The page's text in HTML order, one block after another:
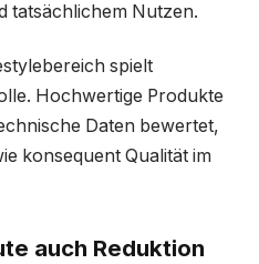
tatsächlichem Nutzen.
spielt
Hochwertige Produkte
Daten bewertet,
konsequent Qualität im
auch Reduktion